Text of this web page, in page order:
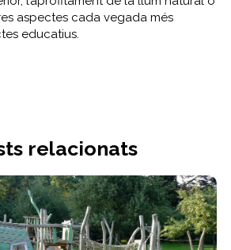
aspectes cada vegada més
educatius.
relacionats